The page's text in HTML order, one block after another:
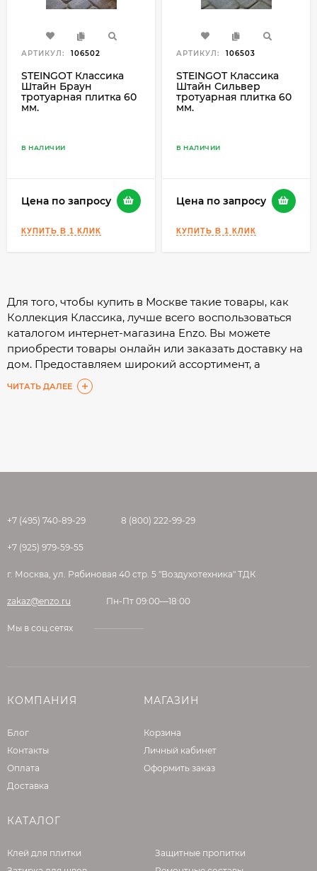
АРТИКУЛ: 106502
STEINGOT Классика
Штайн Браун
тротуарная плитка 60
мм.
В НАЛИЧИИ
Цена по запросу
АРТИКУЛ: 106503
STEINGOT Классика
Штайн Сильвер
тротуарная плитка 60
мм.
В НАЛИЧИИ
Цена по запросу
Для того, чтобы купить в Москве такие товары, как
Коллекция Классика, лучше всего воспользоваться
каталогом интернет-магазина Enzo. Вы можете
приобрести товары онлайн или заказать доставку на
дом. Предоставляем широкий ассортимент, а
подробные характеристики помогут Вам сделать
выбор с минимальными затратами времени.
ЧИТАТЬ ДАЛЕЕ
+7 (495) 740-89-29 8 (800) 222-99-29
+7 (925) 979-59-55
г. Москва, ул. Рябиновая 40 стр. 5 "Воздухотехника" ТДК
zakaz@enzo.ru Пн-Пт 09:00—18:00
Мы в соц.сетях
КОМПАНИЯ
Блог
Контакты
Оплата
Доставка
МАГАЗИН
Корзина
Личный кабинет
Оформить заказ
КАТАЛОГ
Клей для плитки
Защитные пропитки